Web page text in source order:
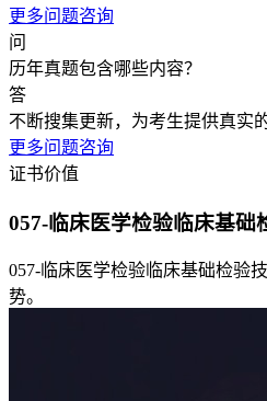
更多问题咨询
问
历年真题包含哪些内容？
答
不断搜集更新，为考生提供真实
更多问题咨询
证书价值
057-临床医学检验临床基础
057-临床医学检验临床基础检验
势。